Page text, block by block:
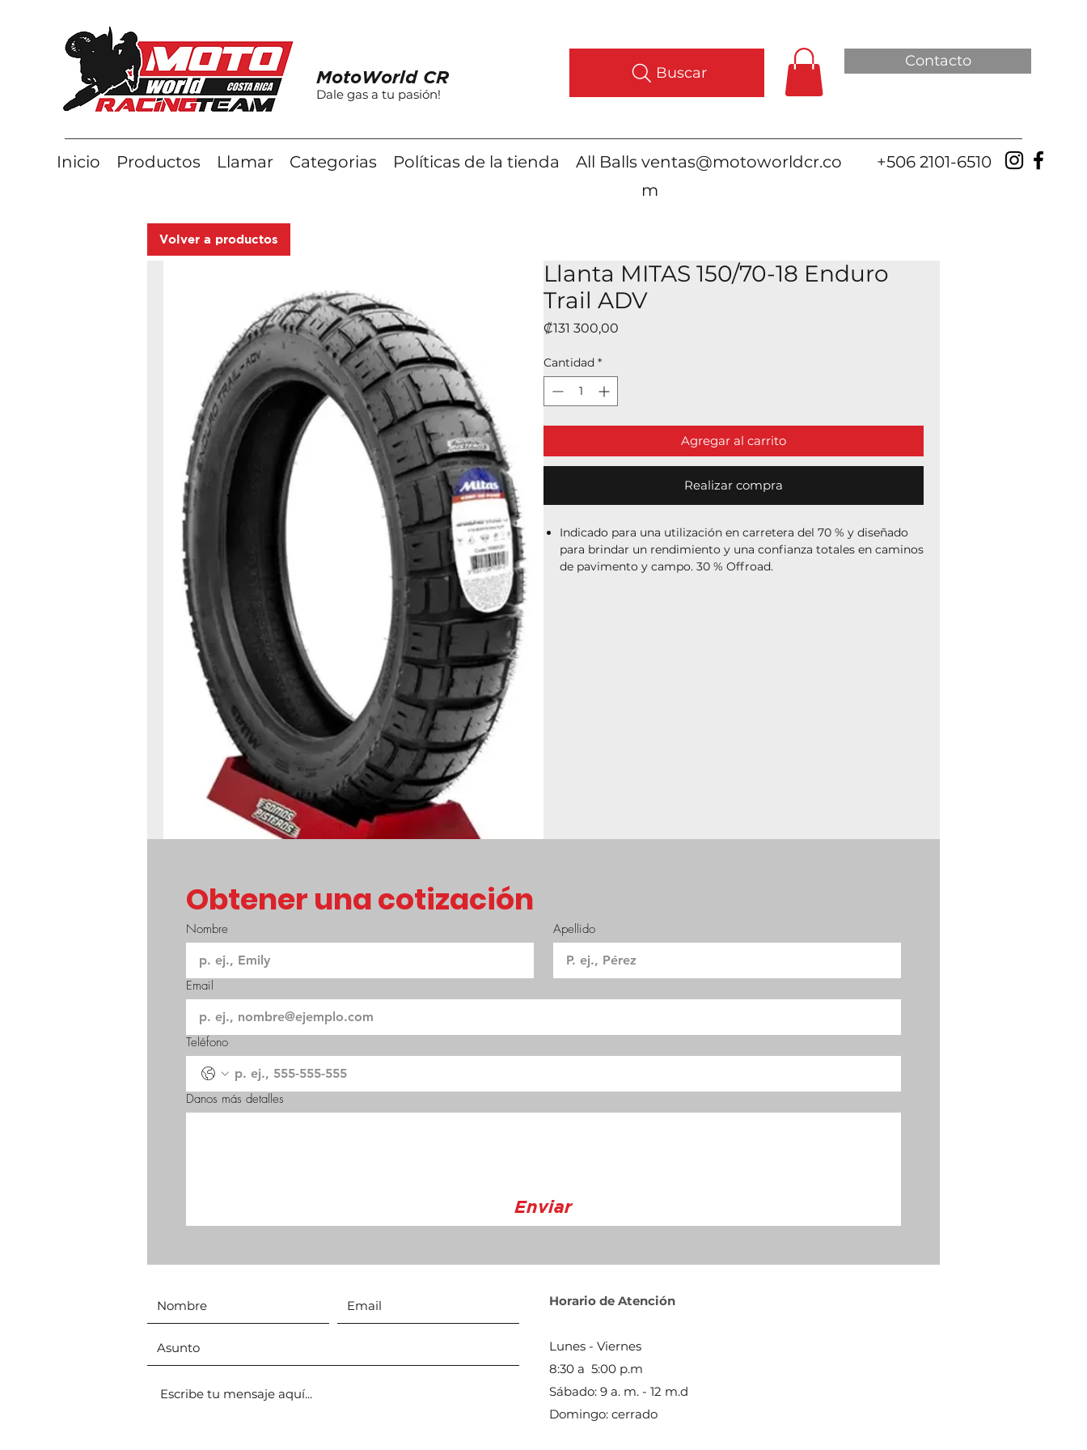
MotoWorld CR
Dale gas a tu pasión!
Buscar
Contacto
Inicio Productos Llamar Categorias Políticas de la tienda All Balls ventas@motoworldcr.co
m
+506 2101-6510
Volver a productos
Llanta MITAS 150/70-18 Enduro
Trail ADV
₡131 300,00
Cantidad *
Agregar al carrito
Realizar compra
Indicado para una utilización en carretera del 70 % y diseñado
para brindar un rendimiento y una confianza totales en caminos
de pavimento y campo. 30 % Offroad.
Obtener una cotización
Nombre Apellido
Email
Teléfono
Danos más detalles
Enviar
Horario de Atención
Lunes - Viernes
8:30 a 5:00 p.m
Sábado: 9 a. m. - 12 m.d
Domingo: cerrado